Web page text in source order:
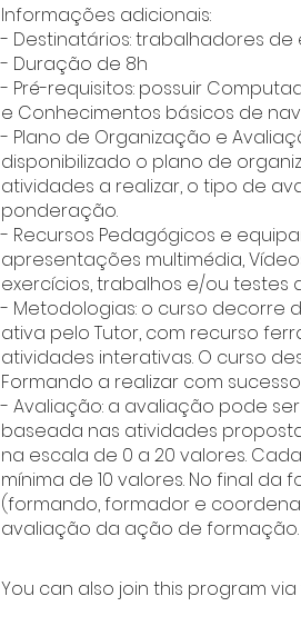
Informações adicionais:
- Destinatários: trabalhadores de
- Duração de 8h
- Pré-requisitos: possuir
e Conhecimentos básicos de
- Plano de Organização e
disponibilizado o plano de
atividades a realizar, o tipo de
ponderação.
- Recursos Pedagógicos e
apresentações multimédia,
exercícios, trabalhos e/ou testes
- Metodologias: o curso decorre
ativa pelo Tutor, com recurso
atividades interativas. O curso
Formando a realizar com
- Avaliação: a avaliação pode
baseada nas atividades
na escala de 0 a 20 valores.
mínima de 10 valores. No final
(formando, formador e
You can also join this program